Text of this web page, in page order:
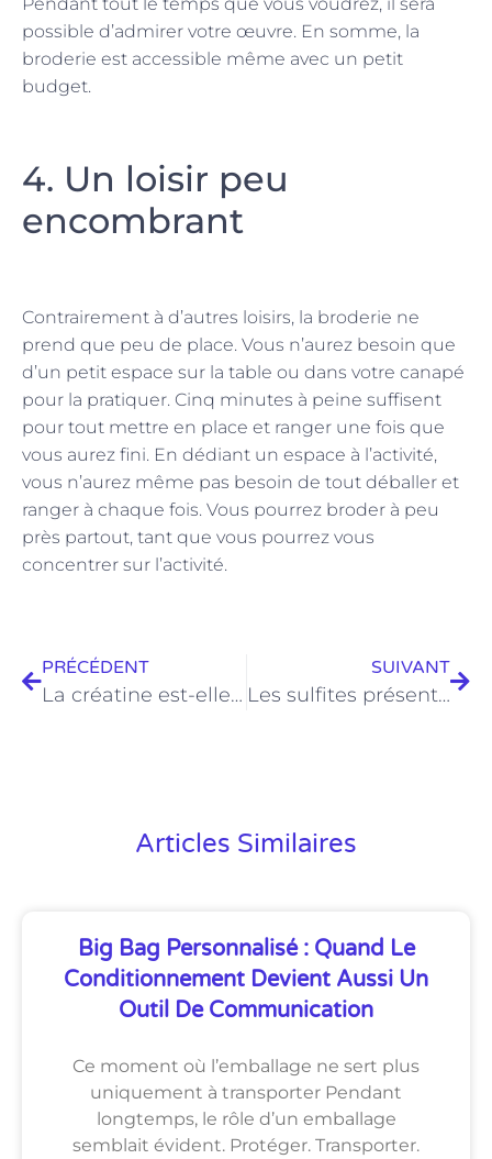
possible d’admirer votre œuvre. En somme, la
broderie est accessible même avec un petit
budget.
4. Un loisir peu
encombrant
Contrairement à d’autres loisirs, la broderie ne
prend que peu de place. Vous n’aurez besoin que
d’un petit espace sur la table ou dans votre canapé
pour la pratiquer. Cinq minutes à peine suffisent
pour tout mettre en place et ranger une fois que
vous aurez fini. En dédiant un espace à l’activité,
vous n’aurez même pas besoin de tout déballer et
ranger à chaque fois. Vous pourrez broder à peu
près partout, tant que vous pourrez vous
concentrer sur l’activité.
PRÉCÉDENT
La créatine est-elle illégale en France ?
SUIVANT
Les sulfites présents dans le vin sont-ils néfastes pour la santé?
Articles Similaires
Big Bag Personnalisé : Quand Le
Conditionnement Devient Aussi Un
Outil De Communication
Ce moment où l’emballage ne sert plus
uniquement à transporter Pendant
longtemps, le rôle d’un emballage
semblait évident. Protéger. Transporter.